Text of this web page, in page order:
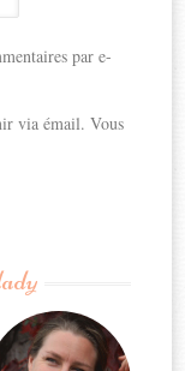
par e-
via émail. Vous